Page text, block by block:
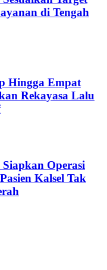
di Tengah
Hingga Empat
Rekayasa Lalu
Operasi
Kalsel Tak